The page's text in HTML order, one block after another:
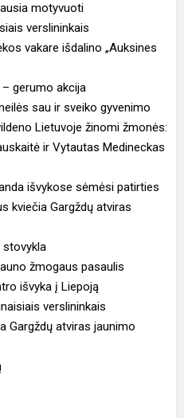
motyvuoti
verslininkais
vakare išdalino „Auksines
– gerumo akcija
sau ir sveiko gyvenimo
Lietuvoje žinomi žmonės:
ir Vytautas Medineckas
išvykose sėmėsi patirties
kviečia Gargždų atviras
stovykla
žmogaus pasaulis
išvyka į Liepoją
verslininkais
Gargždų atviras jaunimo